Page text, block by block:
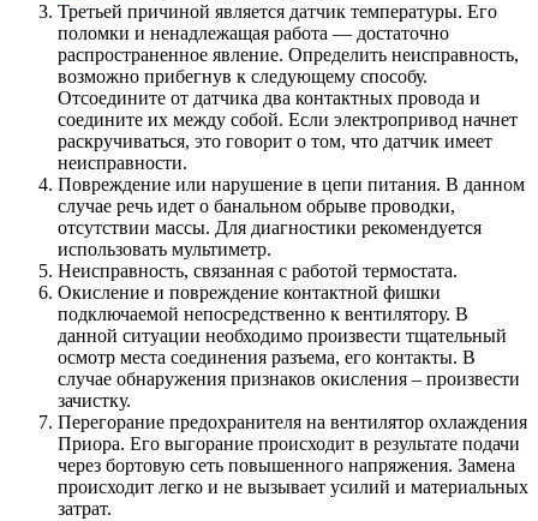
Третьей причиной является датчик температуры. Его
поломки и ненадлежащая работа — достаточно
распространенное явление. Определить неисправность,
возможно прибегнув к следующему способу.
Отсоедините от датчика два контактных провода и
соедините их между собой. Если электропривод начнет
раскручиваться, это говорит о том, что датчик имеет
неисправности.
Повреждение или нарушение в цепи питания. В данном
случае речь идет о банальном обрыве проводки,
отсутствии массы. Для диагностики рекомендуется
использовать мультиметр.
Неисправность, связанная с работой термостата.
Окисление и повреждение контактной фишки
подключаемой непосредственно к вентилятору. В
данной ситуации необходимо произвести тщательный
осмотр места соединения разъема, его контакты. В
случае обнаружения признаков окисления – произвести
зачистку.
Перегорание предохранителя на вентилятор охлаждения
Приора. Его выгорание происходит в результате подачи
через бортовую сеть повышенного напряжения. Замена
происходит легко и не вызывает усилий и материальных
затрат.